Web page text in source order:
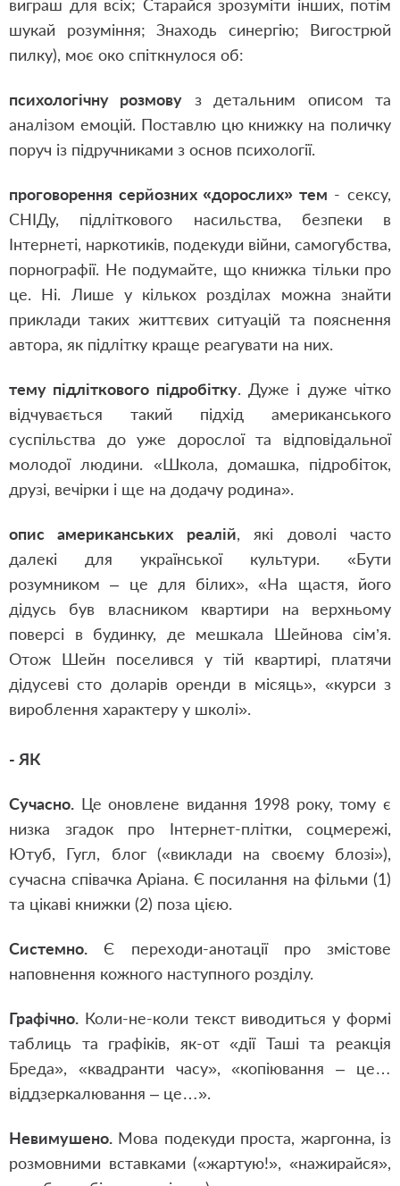
виграш для всіх; Старайся зрозуміти інших, потім
шукай розуміння; Знаходь синергію; Вигострюй
пилку), моє око спіткнулося об:
психологічну розмову з детальним описом та
аналізом емоцій. Поставлю цю книжку на поличку
поруч із підручниками з основ психології.
проговорення серйозних «дорослих» тем - сексу,
СНІДу, підліткового насильства, безпеки в
Інтернеті, наркотиків, подекуди війни, самогубства,
порнографії. Не подумайте, що книжка тільки про
це. Ні. Лише у кількох розділах можна знайти
приклади таких життєвих ситуацій та пояснення
автора, як підлітку краще реагувати на них.
тему підліткового підробітку. Дуже і дуже чітко
відчувається такий підхід американського
суспільства до уже дорослої та відповідальної
молодої людини. «Школа, домашка, підробіток,
друзі, вечірки і ще на додачу родина».
опис американських реалій, які доволі часто
далекі для української культури. «Бути
розумником – це для білих», «На щастя, його
дідусь був власником квартири на верхньому
поверсі в будинку, де мешкала Шейнова сім’я.
Отож Шейн поселився у тій квартирі, платячи
дідусеві сто доларів оренди в місяць», «курси з
вироблення характеру у школі».
- ЯК
Сучасно. Це оновлене видання 1998 року, тому є
низка згадок про Інтернет-плітки, соцмережі,
Ютуб, Гугл, блог («виклади на своєму блозі»),
сучасна співачка Аріана. Є посилання на фільми (1)
та цікаві книжки (2) поза цією.
Системно. Є переходи-анотації про змістове
наповнення кожного наступного розділу.
Графічно. Коли-не-коли текст виводиться у формі
таблиць та графіків, як-от «дії Таші та реакція
Бреда», «квадранти часу», «копіювання – це…
віддзеркалювання – це…».
Невимушено. Мова подекуди проста, жаргонна, із
розмовними вставками («жартую!», «нажирайся»,